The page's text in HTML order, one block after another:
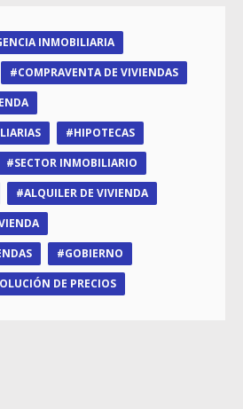
INMOBILIARIA
COMPRAVENTA DE VIVIENDAS
HIPOTECAS
SECTOR INMOBILIARIO
ALQUILER DE VIVIENDA
GOBIERNO
DE PRECIOS